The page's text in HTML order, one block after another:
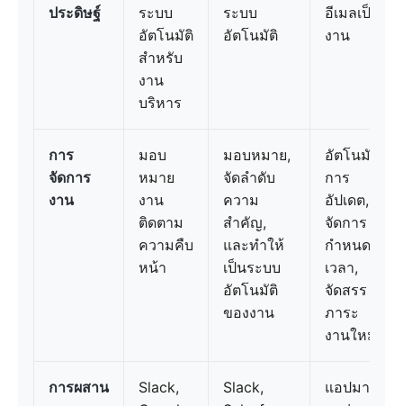
ประดิษฐ์
ระบบ
อัตโนมัติ
สำหรับ
งาน
บริหาร
ระบบ
อัตโนมัติ
อีเมลเป็น
งาน
การ
จัดการ
งาน
มอบ
หมาย
งาน
ติดตาม
ความคืบ
หน้า
มอบหมาย,
จัดลำดับ
ความ
สำคัญ,
และทำให้
เป็นระบบ
อัตโนมัติ
ของงาน
อัตโนมัติ
การ
อัปเดต,
จัดการ
กำหนด
เวลา,
จัดสรร
ภาระ
งานใหม่
การผสาน
Slack,
Slack,
แอปมา